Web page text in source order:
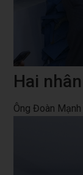
Hai
Ông Đoàn